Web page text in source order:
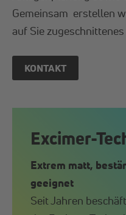
Gemeinsam erstellen
auf Sie
KONTAKT
Excimer-
Extrem matt,
geeignet
Seit Jahren